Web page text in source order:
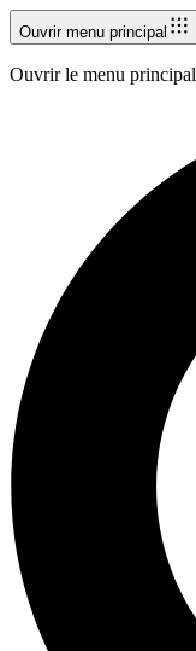
Ouvrir menu principal
Ouvrir le menu principal